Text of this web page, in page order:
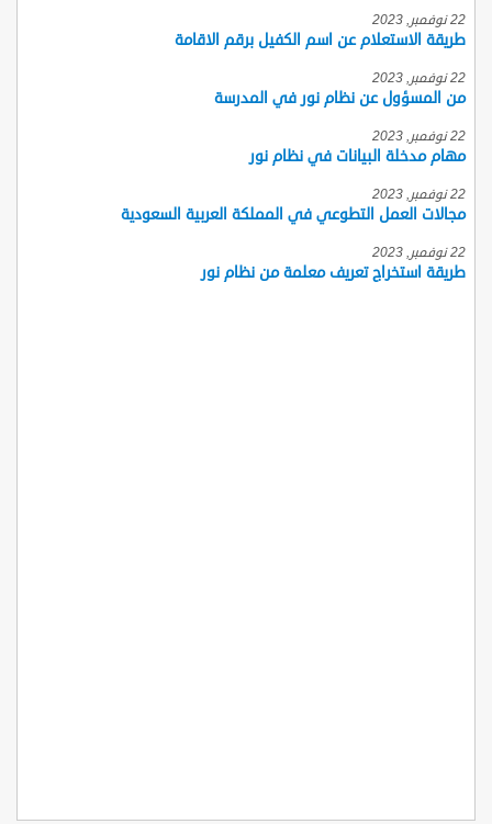
22 نوفمبر, 2023
طريقة الاستعلام عن اسم الكفيل برقم الاقامة
22 نوفمبر, 2023
من المسؤول عن نظام نور في المدرسة
22 نوفمبر, 2023
مهام مدخلة البيانات في نظام نور
22 نوفمبر, 2023
مجالات العمل التطوعي في المملكة العربية السعودية
22 نوفمبر, 2023
طريقة استخراج تعريف معلمة من نظام نور